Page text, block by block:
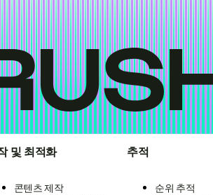
및 최적화
콘텐츠 제작
추적
순위 추적